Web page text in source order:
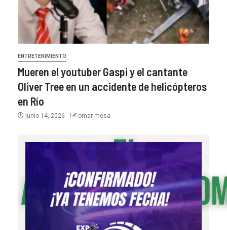
ENTRETENIMIENTO
Mueren el youtuber Gaspi y el cantante
Oliver Tree en un accidente de helicópteros
en Río
junio 14, 2026 omar mesa